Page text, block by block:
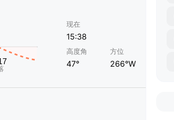
现在
15:38
高度角
47°
方位
266°W